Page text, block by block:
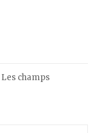
Les champs